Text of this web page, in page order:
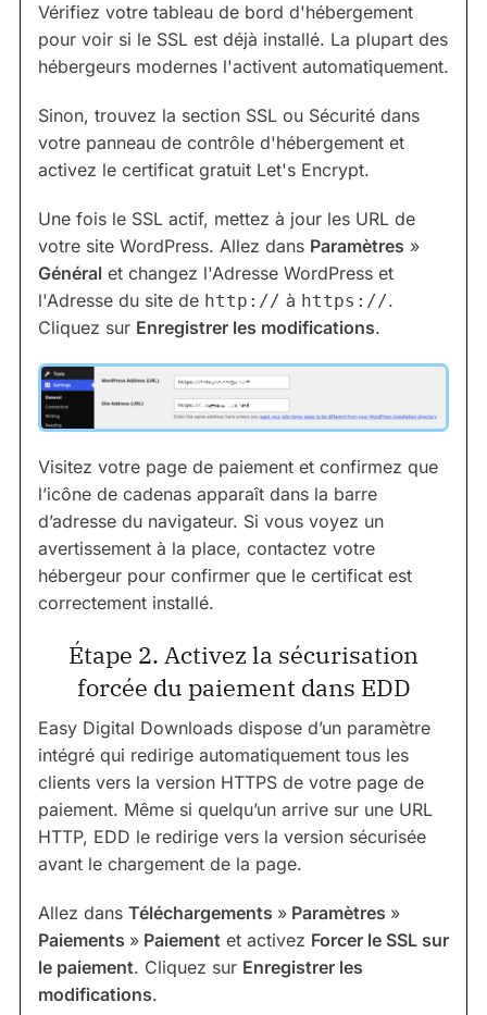
Vérifiez votre tableau de bord d'hébergement
pour voir si le SSL est déjà installé. La plupart des
hébergeurs modernes l'activent automatiquement.
Sinon, trouvez la section SSL ou Sécurité dans
votre panneau de contrôle d'hébergement et
activez le certificat gratuit Let's Encrypt.
Une fois le SSL actif, mettez à jour les URL de
votre site WordPress. Allez dans Paramètres »
Général et changez l'Adresse WordPress et
l'Adresse du site de http:// à https://.
Cliquez sur Enregistrer les modifications.
Visitez votre page de paiement et confirmez que
l’icône de cadenas apparaît dans la barre
d’adresse du navigateur. Si vous voyez un
avertissement à la place, contactez votre
hébergeur pour confirmer que le certificat est
correctement installé.
Étape 2. Activez la sécurisation
forcée du paiement dans EDD
Easy Digital Downloads dispose d’un paramètre
intégré qui redirige automatiquement tous les
clients vers la version HTTPS de votre page de
paiement. Même si quelqu’un arrive sur une URL
HTTP, EDD le redirige vers la version sécurisée
avant le chargement de la page.
Allez dans Téléchargements » Paramètres »
Paiements » Paiement et activez Forcer le SSL sur
le paiement. Cliquez sur Enregistrer les
modifications.